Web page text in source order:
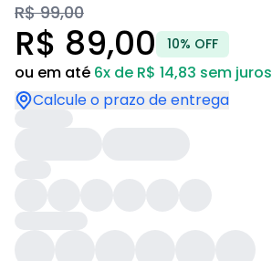
R$ 99,00
R$ 89,00 10% OFF
ou em até 6x de R$ 14,83 sem juros
Calcule o prazo de entrega